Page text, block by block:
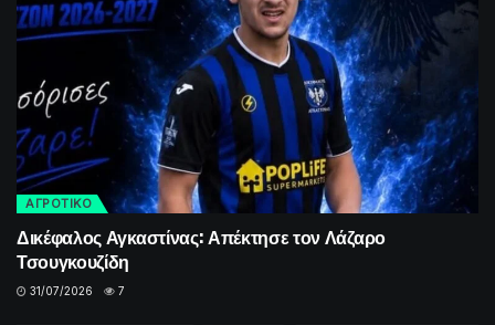
ΑΓΡΟΤΙΚΟ
Δικέφαλος Αγκαστίνας: Απέκτησε τον Λάζαρο
Τσουγκουζίδη
31/07/2026 7